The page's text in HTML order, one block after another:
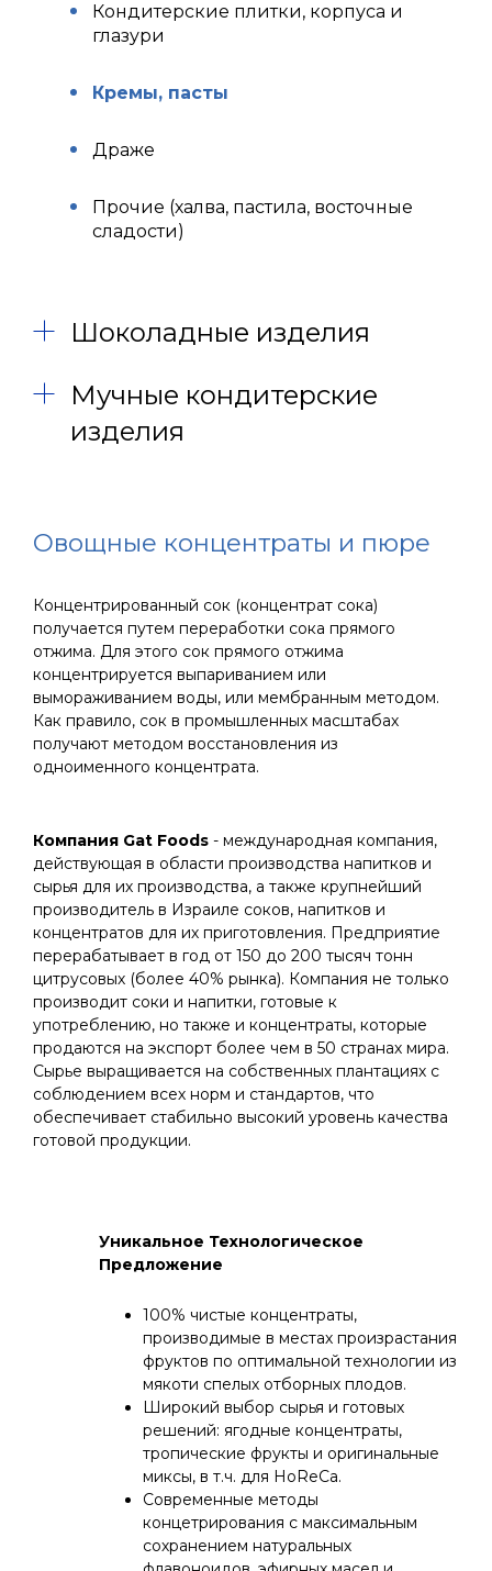
Кондитерские плитки, корпуса и
глазури
Кремы, пасты
Драже
Прочие (халва, пастила, восточные
сладости)
Шоколадные изделия
Мучные кондитерские
изделия
Овощные концентраты и пюре
Концентрированный сок (концентрат сока)
получается путем переработки сока прямого
отжима. Для этого сок прямого отжима
концентрируется выпариванием или
вымораживанием воды, или мембранным методом.
Как правило, сок в промышленных масштабах
получают методом восстановления из
одноименного концентрата.
Компания Gat Foods - международная компания,
действующая в области производства напитков и
сырья для их производства, а также крупнейший
производитель в Израиле соков, напитков и
концентратов для их приготовления. Предприятие
перерабатывает в год от 150 до 200 тысяч тонн
цитрусовых (более 40% рынка). Компания не только
производит соки и напитки, готовые к
употреблению, но также и концентраты, которые
продаются на экспорт более чем в 50 странах мира.
Сырье выращивается на собственных плантациях с
соблюдением всех норм и стандартов, что
обеспечивает стабильно высокий уровень качества
готовой продукции.
Уникальное Технологическое
Предложение
100% чистые концентраты,
производимые в местах произрастания
фруктов по оптимальной технологии из
мякоти спелых отборных плодов.
Широкий выбор сырья и готовых
решений: ягодные концентраты,
тропические фрукты и оригинальные
миксы, в т.ч. для HoReCa.
Современные методы
концетрирования с максимальным
сохранением натуральных